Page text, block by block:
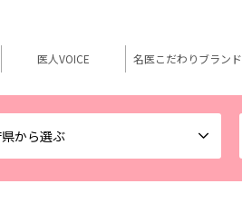
から選ぶ
医人VOICE 名医こだわりブランド